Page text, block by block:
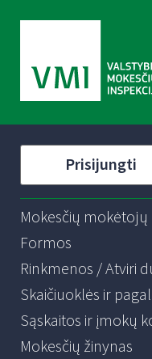
Prisijungti
Mokesčių
Formos
Rinkmenos / Atviri
Skaičiuoklės ir
Sąskaitos ir įmokų
Mokesčių žinynas